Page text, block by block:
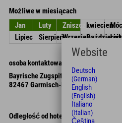
Możliwe w miesiącach
Jan
Luty ZniszczyćkwiecieńMóc
Lipiec
SierpieńWrzesieńPaździernik
osoba kontaktowa
Bayrische Zugspitzbahn Bergbahn AG
82467 Garmisch-Partenkirchen
Odległość od hotelu
Website
Deutsch
(German)
English
(English)
Italiano
(Italian)
Čeština